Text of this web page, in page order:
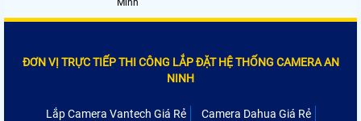
Minh
ĐƠN VỊ TRỰC TIẾP THI CÔNG LẮP ĐẶT HỆ THỐNG CAMERA AN
NINH
Lắp Camera Vantech Giá Rẻ
Camera Dahua Giá Rẻ